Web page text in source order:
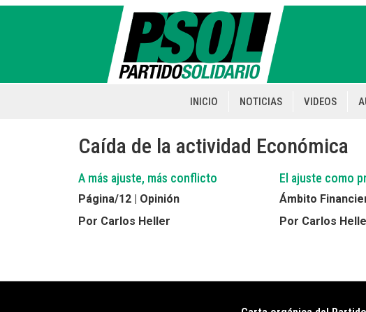
Pasar
navigation
INICIO NOTICIAS VIDEOS
Caída de la actividad Económica
A más ajuste, más conflicto
Página/12 | Opinión
Por Carlos Heller
El ajuste como
Ámbito
Por Carlos